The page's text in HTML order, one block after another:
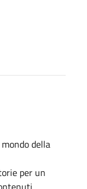
della
per un